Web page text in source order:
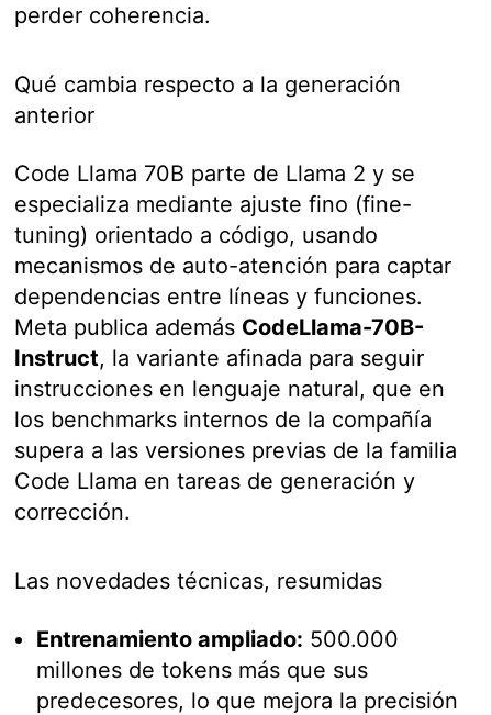
perder coherencia.
Qué cambia respecto a la generación
anterior
Code Llama 70B parte de Llama 2 y se
especializa mediante ajuste fino (fine-
tuning) orientado a código, usando
mecanismos de auto-atención para captar
dependencias entre líneas y funciones.
Meta publica además CodeLlama-70B-
Instruct, la variante afinada para seguir
instrucciones en lenguaje natural, que en
los benchmarks internos de la compañía
supera a las versiones previas de la familia
Code Llama en tareas de generación y
corrección.
Las novedades técnicas, resumidas
Entrenamiento ampliado: 500.000
millones de tokens más que sus
predecesores, lo que mejora la precisión